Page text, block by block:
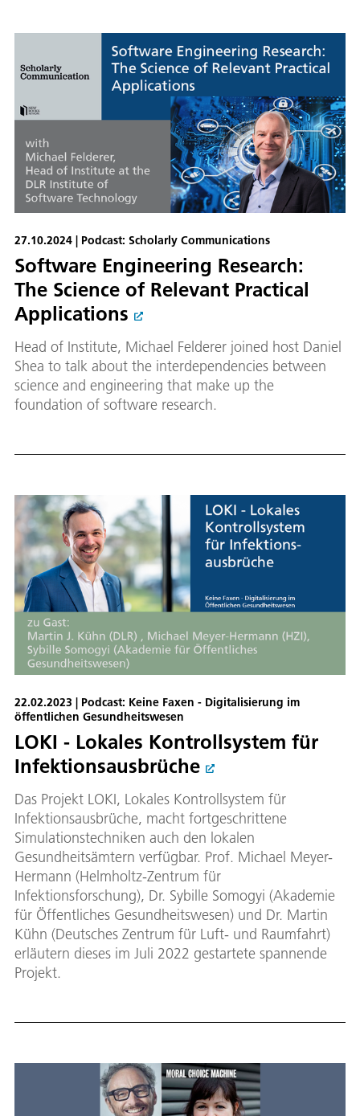
27.10.2024 | Podcast: Scholarly Communications
Software Engineering Research:
The Science of Relevant Practical
Applications
Head of Institute, Michael Felderer joined host Daniel
Shea to talk about the interdependencies between
science and engineering that make up the
foundation of software research.
22.02.2023 | Podcast: Keine Faxen - Digitalisierung im
öffentlichen Gesundheitswesen
LOKI - Lokales Kontrollsystem für
Infektionsausbrüche
Das Projekt LOKI, Lokales Kontrollsystem für
Infektionsausbrüche, macht fortgeschrittene
Simulationstechniken auch den lokalen
Gesundheitsämtern verfügbar. Prof. Michael Meyer-
Hermann (Helmholtz-Zentrum für
Infektionsforschung), Dr. Sybille Somogyi (Akademie
für Öffentliches Gesundheitswesen) und Dr. Martin
Kühn (Deutsches Zentrum für Luft- und Raumfahrt)
erläutern dieses im Juli 2022 gestartete spannende
Projekt.